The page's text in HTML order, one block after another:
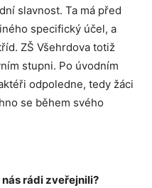
slavnost. Ta má před
specifický účel, a
ZŠ Všehrdova totiž
stupni. Po úvodním
odpoledne, tedy žáci
se během svého
rádi zveřejnili?